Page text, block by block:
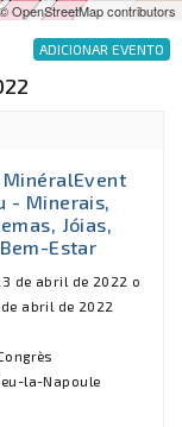
OpenStreetMap contributors
ADICIONAR EVENTO
MinéralEvent
- Minerais,
Jóias,
Estar
de abril de 2022 o
abril de 2022
la-Napoule